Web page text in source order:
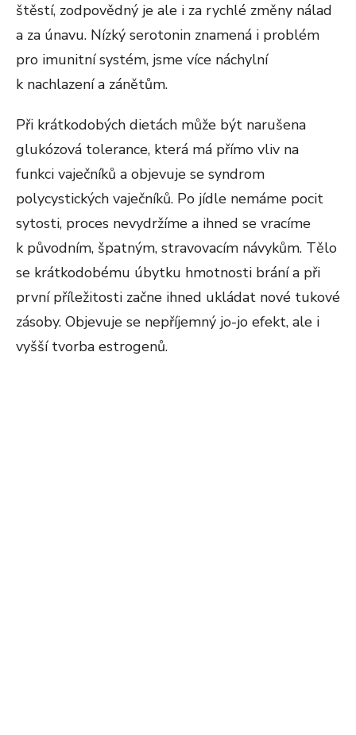
štěstí, zodpovědný je ale i za rychlé změny nálad
a za únavu. Nízký serotonin znamená i problém
pro imunitní systém, jsme více náchylní
k nachlazení a zánětům.
Při krátkodobých dietách může být narušena
glukózová tolerance, která má přímo vliv na
funkci vaječníků a objevuje se syndrom
polycystických vaječníků. Po jídle nemáme pocit
sytosti, proces nevydržíme a ihned se vracíme
k původním, špatným, stravovacím návykům. Tělo
se krátkodobému úbytku hmotnosti brání a při
první příležitosti začne ihned ukládat nové tukové
zásoby. Objevuje se nepříjemný jo-jo efekt, ale i
vyšší tvorba estrogenů.